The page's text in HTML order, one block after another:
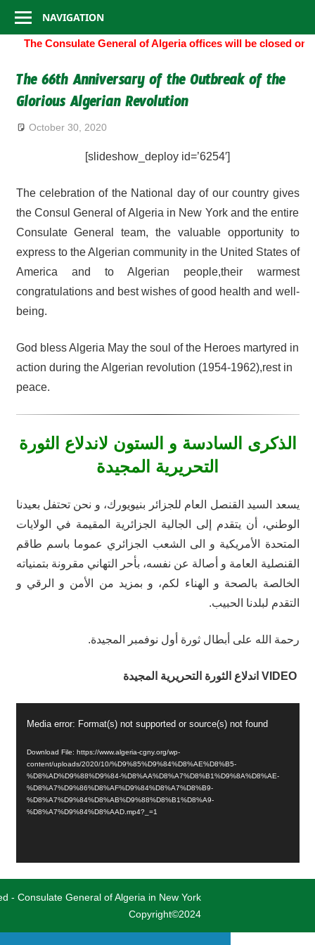
content
General
of
Algeria
NAVIGATION
The Consulate General of Algeria offices will be closed on
The 66th Anniversary of the Outbreak of the
Glorious Algerian Revolution
October 30, 2020
[slideshow_deploy id=’6254′]
The celebration of the National day of our country gives
the Consul General of Algeria in New York and the entire
Consulate General team, the valuable opportunity to
express to the Algerian community in the United States of
America and to Algerian people,their warmest
congratulations and best wishes of good health and well-
being.
God bless Algeria May the soul of the Heroes martyred in
action during the Algerian revolution (1954-1962),rest in
peace.
الذكرى السادسة و الستون لاندلاع الثورة
التحريرية المجيدة
يسعد السيد القنصل العام للجزائر بنيويورك، و نحن تحتفل بعيدنا
الوطني، أن يتقدم إلى الجالية الجزائرية المقيمة في الولايات
المتحدة الأمريكية و الى الشعب الجزائري عموما باسم طاقم
القنصلية العامة و أصالة عن نفسه، بأحر التهاني مقرونة بتمنياته
الخالصة بالصحة و الهناء لكم، و بمزيد من الأمن و الرقي و
التقدم لبلدنا الحبيب.
رحمة الله على أبطال ثورة أول نوفمبر المجيدة.
VIDEO اندلاع الثورة التحريرية المجيدة
Media error: Format(s) not supported or source(s) not found
Download File: https://www.algeria-cgny.org/wp-
content/uploads/2020/10/%D9%85%D9%84%D8%AE%D8%B5-
%D8%AD%D9%88%D9%84-%D8%AA%D8%A7%D8%B1%D9%8A%D8%AE-
%D8%A7%D9%86%D8%AF%D9%84%D8%A7%D8%B9-
%D8%A7%D9%84%D8%AB%D9%88%D8%B1%D8%A9-
%D8%A7%D9%84%D8%AAD.mp4?_=1
- Consulate General of Algeria in New York
Copyright©2024